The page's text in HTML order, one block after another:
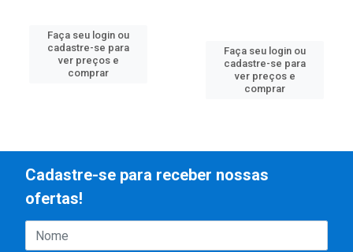
Faça seu login ou
cadastre-se para
ver preços e
comprar
Faça seu login ou
cadastre-se para
ver preços e
comprar
Cadastre-se para receber nossas
ofertas!